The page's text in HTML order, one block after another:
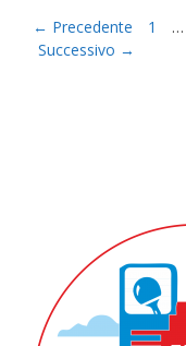
← Precedente Pagina
1 …
Successivo →